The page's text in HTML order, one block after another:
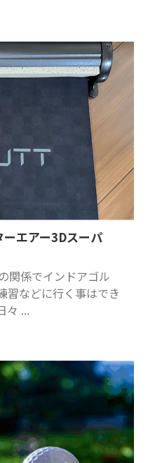
エアー3Dスーパ
関係でインドアゴル
習などに行く事はでき
々 ...